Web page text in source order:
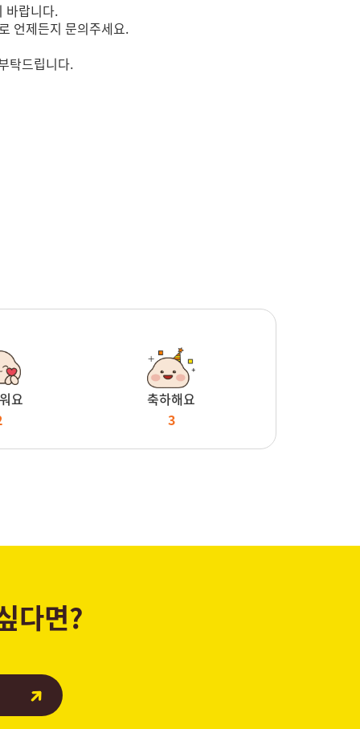
바랍니다.
언제든지 문의주세요.
탁드립니다.
요
축하해요
3
다면?